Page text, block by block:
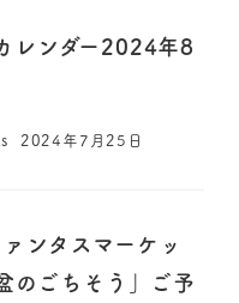
レンダー2024年8
2024年7月25日
ンタスマーケッ
のごちそう」ご予